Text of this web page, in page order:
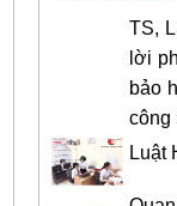
TS,
lời
bảo
công
Luật